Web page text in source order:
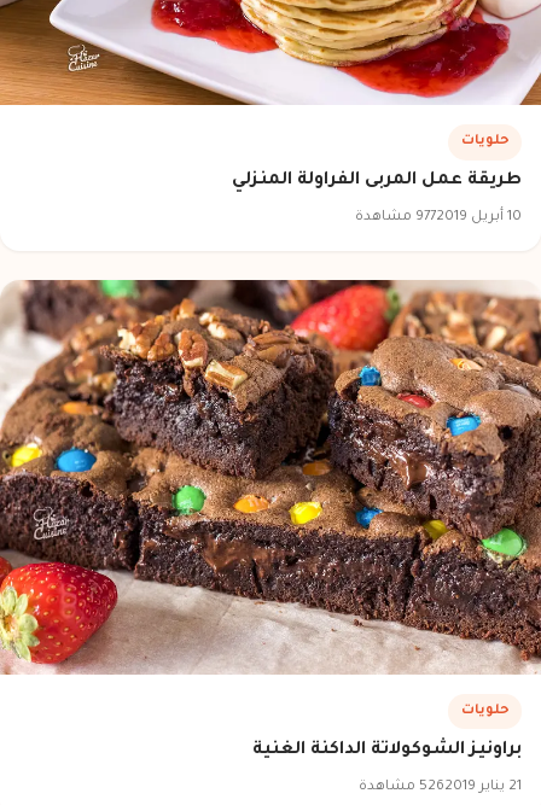
حلويات
طريقة عمل المربى الفراولة المنزلي
10 أبريل 2019 977 مشاهدة
حلويات
براونيز الشوكولاتة الداكنة الغنية
21 يناير 2019 526 مشاهدة